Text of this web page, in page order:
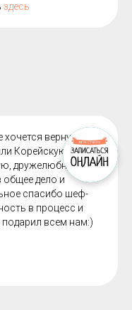
здесь
вернуться!)
Корейскую кухню.
дружелюбную
общее дело и
спасибо шеф-
в процесс и
всем нам:)